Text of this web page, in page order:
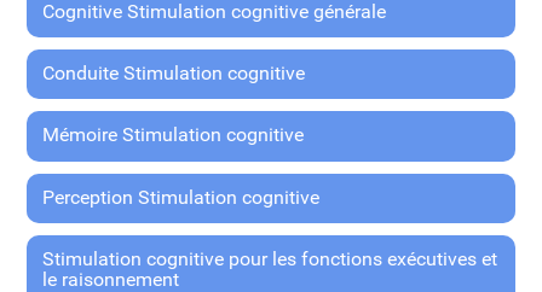
Cognitive Stimulation cognitive générale
Conduite Stimulation cognitive
Mémoire Stimulation cognitive
Perception Stimulation cognitive
Stimulation cognitive pour les fonctions exécutives et
le raisonnement